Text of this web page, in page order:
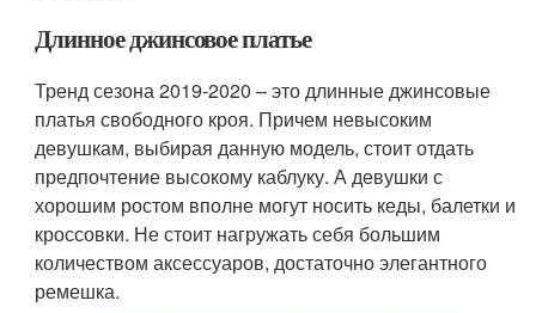
Длинное джинсовое платье
Тренд сезона 2019-2020 – это длинные джинсовые
платья свободного кроя. Причем невысоким
девушкам, выбирая данную модель, стоит отдать
предпочтение высокому каблуку. А девушки с
хорошим ростом вполне могут носить кеды, балетки и
кроссовки. Не стоит нагружать себя большим
количеством аксессуаров, достаточно элегантного
ремешка.